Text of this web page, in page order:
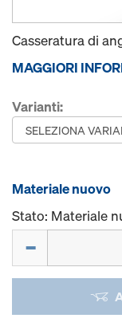
Casseratura di
MAGGIORI
Varianti:
Materiale nuovo
Stato: Materiale